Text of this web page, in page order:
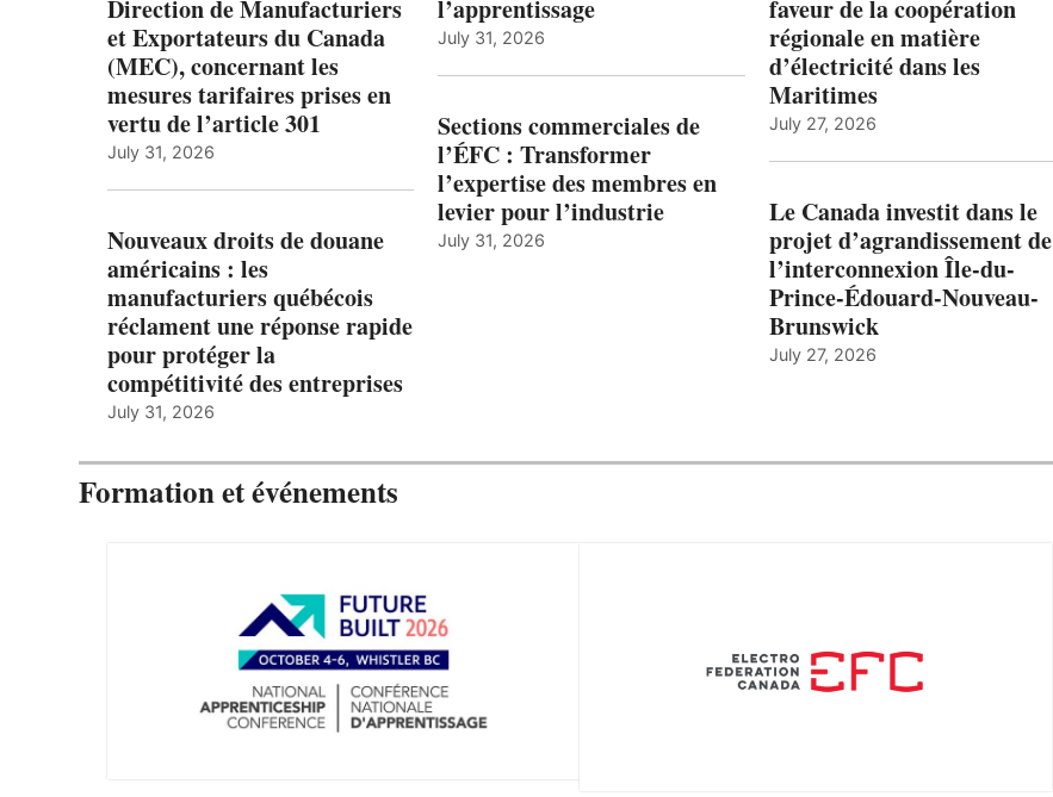
Direction de Manufacturiers
et Exportateurs du Canada
(MEC), concernant les
mesures tarifaires prises en
vertu de l’article 301
July 31, 2026
Nouveaux droits de douane
américains : les
manufacturiers québécois
réclament une réponse rapide
pour protéger la
compétitivité des entreprises
July 31, 2026
l’apprentissage
July 31, 2026
Sections commerciales de
l’ÉFC : Transformer
l’expertise des membres en
levier pour l’industrie
July 31, 2026
faveur de la coopération
régionale en matière
d’électricité dans les
Maritimes
July 27, 2026
Le Canada investit dans le
projet d’agrandissement de
l’interconnexion Île-du-
Prince-Édouard-Nouveau-
Brunswick
July 27, 2026
Formation et événements